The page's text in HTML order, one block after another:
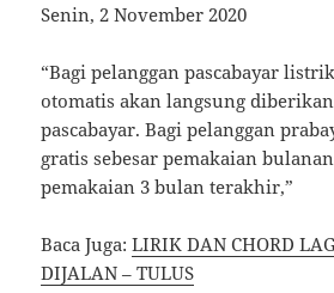
Senin, 2 November 2020
“Bagi pelanggan pascabayar
otomatis akan langsung
pascabayar. Bagi pelanggan
gratis sebesar pemakaian
pemakaian 3 bulan terakhir,”
Baca Juga:LIRIK DAN CHORD
DIJALAN – TULUS